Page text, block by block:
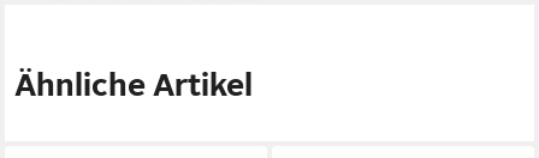
Ähnliche Artikel